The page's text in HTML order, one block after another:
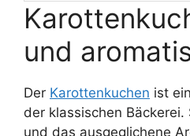
und
Der Karottenkuchen ist
der klassischen Bäckerei.
und das ausgeglichene